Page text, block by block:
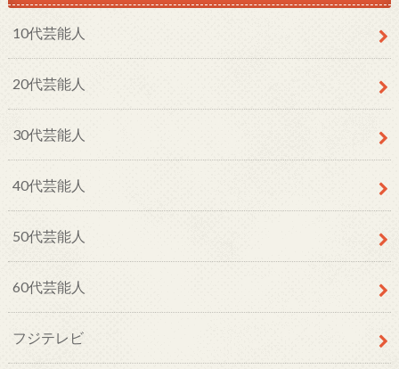
10代芸能人
20代芸能人
30代芸能人
40代芸能人
50代芸能人
60代芸能人
フジテレビ